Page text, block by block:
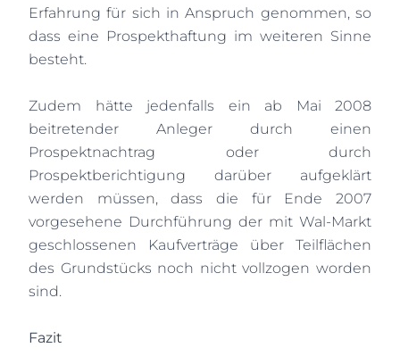
Erfahrung für sich in Anspruch genommen, so
dass eine Prospekthaftung im weiteren Sinne
besteht.
Zudem hätte jedenfalls ein ab Mai 2008
beitretender Anleger durch einen
Prospektnachtrag oder durch
Prospektberichtigung darüber aufgeklärt
werden müssen, dass die für Ende 2007
vorgesehene Durchführung der mit Wal-Markt
geschlossenen Kaufverträge über Teilflächen
des Grundstücks noch nicht vollzogen worden
sind.
Fazit